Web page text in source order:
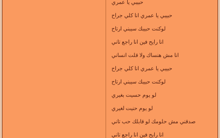
حبيبي يا عمري
حبيبي يا عمري انا كلي جراح
لوكنت حبيبك سيبني ارتاح
انا رايح فين انا راجع تاني
انا مش هنساك ولا قلت انساني
حبيبي يا عمري انا كلي جراح
لوكنت حبيبك سيبني ارتاح
لو يوم حسيت بغيري
لو يوم حنيت لغيري
صدقني مش حلومك لو قابلك حب تاني
انا رايح فين انا راجع تاني